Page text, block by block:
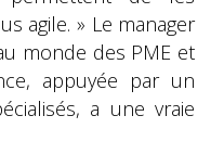
agile. » Le manager
monde des PME et
appuyée par un
a une vraie